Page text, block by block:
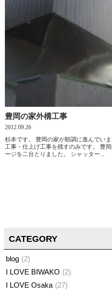
豊岡の家外構工事
2012.09.26
杉本です。 豊岡の家が順調に進んでい
工事・仕上げ工事を残すのみです。 豊岡は冬場雪が多いので、ビルトインガレ
ージを二台とりました。 シャッター...
CATEGORY
blog
2
I LOVE BIWAKO
2
I LOVE Osaka
27